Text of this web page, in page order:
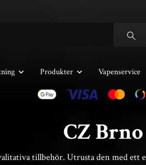
Produkter Vapenservice
CZ Brno
tillbehör. Utrusta den med